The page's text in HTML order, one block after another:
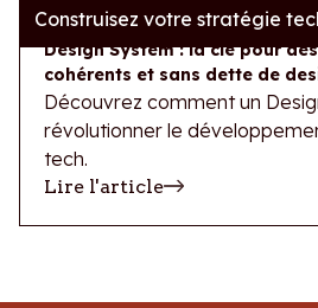
Construisez votre stratégie
10/7/2026
Design System : la clé pour
cohérents et sans dette de
Découvrez comment un
révolutionner le
tech.
Lire l'article